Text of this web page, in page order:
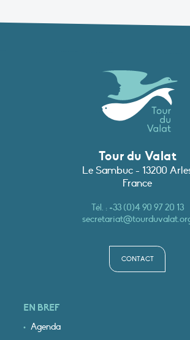
Tour du Valat
Le Sambuc - 13200
France
Tél. : +33 (0)4 90 97 20 13
CONTACT
EN BREF
Agenda